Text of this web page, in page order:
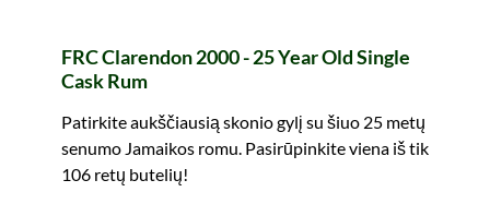
FRC Clarendon 2000 - 25 Year Old Single
Cask Rum
Patirkite aukščiausią skonio gylį su šiuo 25 metų
senumo Jamaikos romu. Pasirūpinkite viena iš tik
106 retų butelių!